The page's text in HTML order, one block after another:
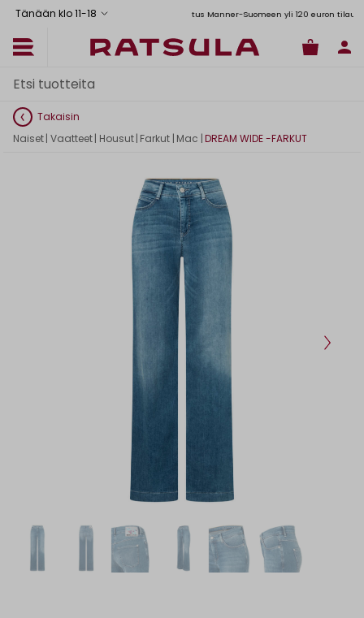
Tänään klo 11-18
Toimituskulut alk. 6,90€
Ilmainen toimitus Manner-Suomeen yli 120 euron tilauksiin
Takaisin
Naiset| Vaatteet| Housut | Farkut | Mac |DREAM WIDE -FARKUT